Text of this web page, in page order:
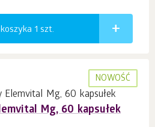
1 szt.
NOWOŚĆ
Mg, 60 kapsułek